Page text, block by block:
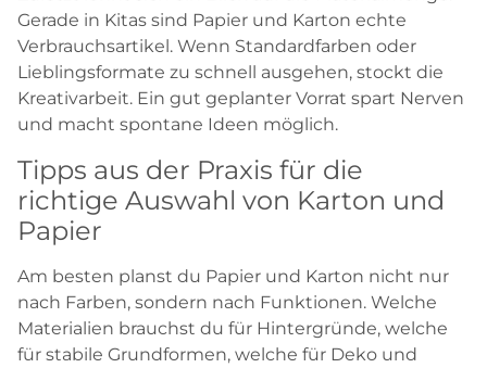
Gerade in Kitas sind Papier und Karton echte
Verbrauchsartikel. Wenn Standardfarben oder
Lieblingsformate zu schnell ausgehen, stockt die
Kreativarbeit. Ein gut geplanter Vorrat spart Nerven
und macht spontane Ideen möglich.
Tipps aus der Praxis für die
richtige Auswahl von Karton und
Papier
Am besten planst du Papier und Karton nicht nur
nach Farben, sondern nach Funktionen. Welche
Materialien brauchst du für Hintergründe, welche
für stabile Grundformen, welche für Deko und